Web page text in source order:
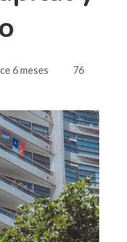
6 meses 76